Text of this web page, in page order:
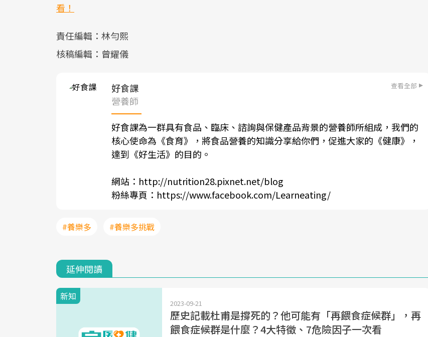
看！
責任編輯：林勻熙
核稿編輯：曾耀儀
好食課 查看全部
營養師
好食課為一群具有食品、臨床、諮詢與保健產品背景的營養師所組成，我們的
核心使命為《食育》，將食品營養的知識分享給你們，促進大家的《健康》，
達到《好生活》的目的。
網站： http://nutrition28.pixnet.net/blog
粉絲專頁： https://www.facebook.com/Learneating/
#養樂多 #養樂多挑戰
延伸閱讀
新知
2023-09-21
歷史記載杜甫是撐死的？他可能有「再餵食症候群」，再
餵食症候群是什麼？4大特徵、7危險因子一次看